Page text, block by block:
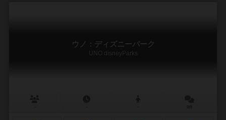
ウノ：ディズニーパーク
UNO disneyParks